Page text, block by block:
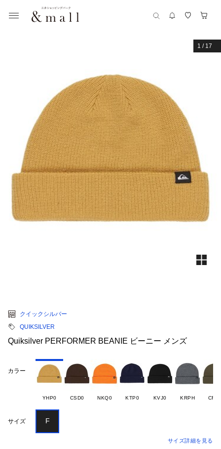
1 / 17
クイックシルバー
QUIKSILVER
Quiksilver PERFORMER BEANIE ビーニー メンズ
カラー
YHP0 CSD0 NKQ0 KTP0 KVJ0 KRPH
サイズ F
サイズ詳細を見る